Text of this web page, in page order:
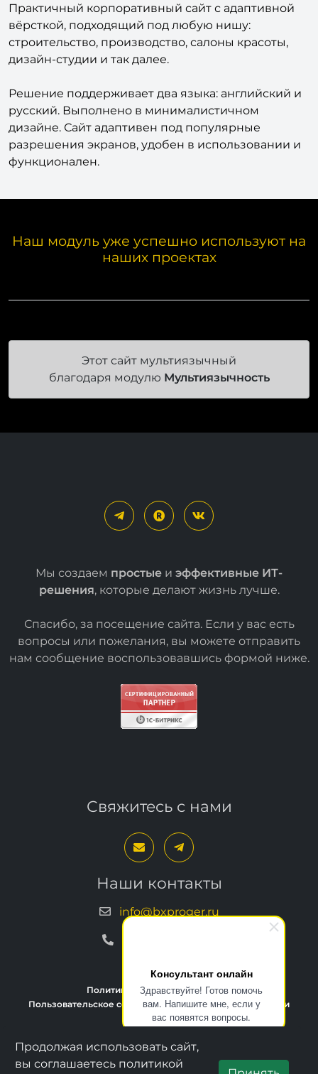
Консультант онлайн
Здравствуйте! Готов помочь
вам. Напишите мне, если у
вас появятся вопросы.
Практичный корпоративный сайт с адаптивной
вёрсткой, подходящий под любую нишу:
строительство, производство, салоны красоты,
дизайн-студии и так далее.
Решение поддерживает два языка: английский и
русский. Выполнено в минималистичном
дизайне. Сайт адаптивен под популярные
разрешения экранов, удобен в использовании и
функционален.
Наш модуль уже успешно используют на
наших проектах
Этот сайт мультиязычный
благодаря модулю Мультиязычность
Мы создаем простые и эффективные ИТ-
решения, которые делают жизнь лучше.
Спасибо, за посещение сайта. Если у вас есть
вопросы или пожелания, вы можете отправить
нам сообщение воспользовавшись формой ниже.
Свяжитесь с нами
Наши контакты
info@bxproger.ru
Политика конфиденциальности
Пользовательское соглашение
Условия техподдержки
Copyright © 2013–2026, BXPROGER
Продолжая использовать сайт,
вы соглашаетесь политикой